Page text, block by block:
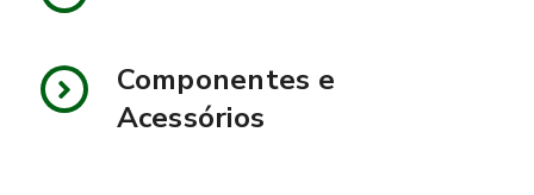
Componentes e
Acessórios